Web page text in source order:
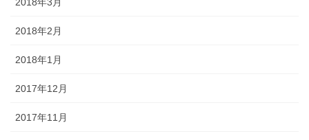
2018年3月
2018年2月
2018年1月
2017年12月
2017年11月